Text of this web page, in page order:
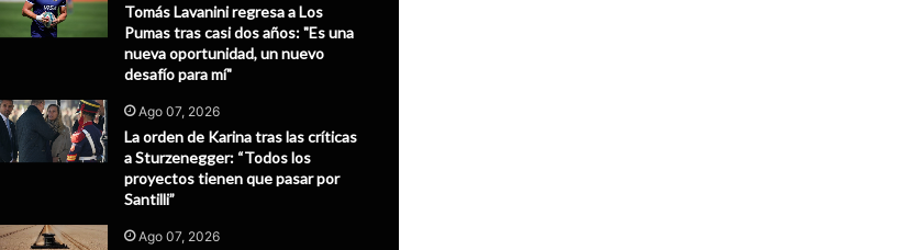
Tomás Lavanini regresa a Los
Pumas tras casi dos años: "Es una
nueva oportunidad, un nuevo
desafío para mí"
Ago 07, 2026
La orden de Karina tras las críticas
a Sturzenegger: “Todos los
proyectos tienen que pasar por
Santilli”
Ago 07, 2026